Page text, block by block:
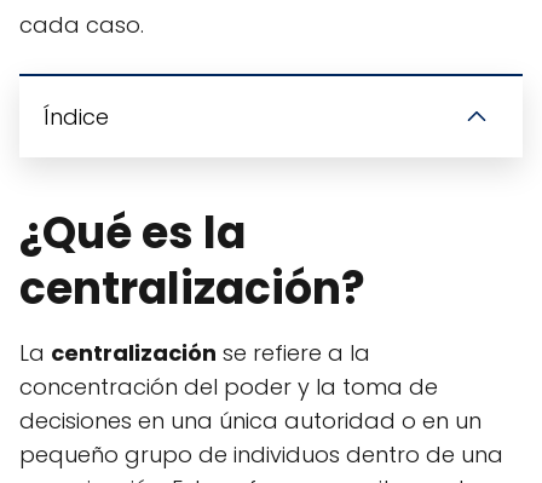
cada caso.
Índice
¿Qué es la
centralización?
La centralización se refiere a la
concentración del poder y la toma de
decisiones en una única autoridad o en un
pequeño grupo de individuos dentro de una